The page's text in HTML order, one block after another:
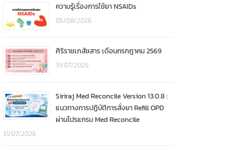
ความรู้เรื่องการใช้ยา NSAIDs
05/08/2026
ศิริราชเภสัชสาร เดือนกรกฎาคม 2569
31/07/2026
Siriraj Med Reconcile Version 13.0.8 :
แนวทางการปฏิบัติการสั่งยา Refill OPD
ผ่านโปรแกรม Med Reconcile
31/07/2026